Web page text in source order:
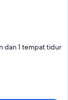
dan 1 tempat tidur